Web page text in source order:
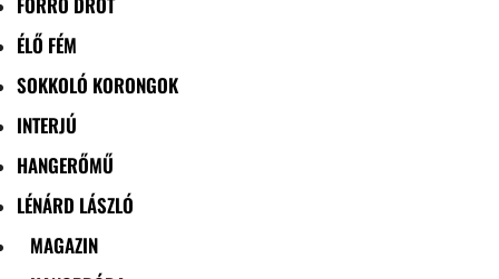
ÉLŐ FÉM
SOKKOLÓ KORONGOK
INTERJÚ
HANGERŐMŰ
LÉNÁRD LÁSZLÓ
MAGAZIN